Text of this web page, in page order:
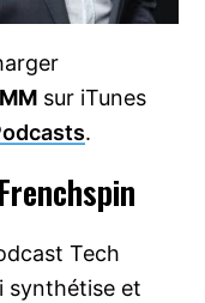
sur iTunes
.
Tech
synthétise et